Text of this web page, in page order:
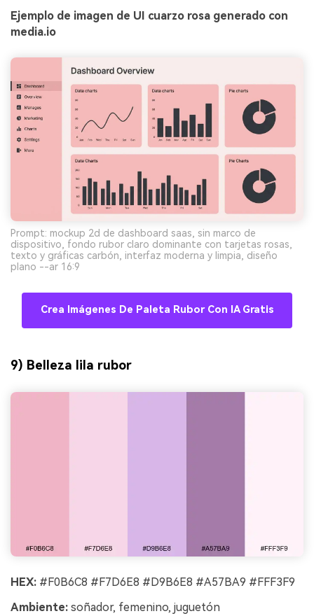
Ejemplo de imagen de UI cuarzo rosa generado con
media.io
Prompt: mockup 2d de dashboard saas, sin marco de
dispositivo, fondo rubor claro dominante con tarjetas rosas,
texto y gráficas carbón, interfaz moderna y limpia, diseño
plano --ar 16:9
Crea Imágenes De Paleta Rubor Con IA Gratis
9) Belleza lila rubor
HEX: #F0B6C8 #F7D6E8 #D9B6E8 #A57BA9 #FFF3F9
Ambiente: soñador, femenino, juguetón